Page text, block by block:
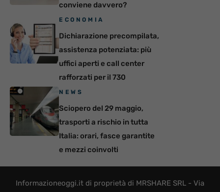
conviene davvero?
ECONOMIA
Dichiarazione precompilata,
assistenza potenziata: più
uffici aperti e call center
rafforzati per il 730
NEWS
Sciopero del 29 maggio,
trasporti a rischio in tutta
Italia: orari, fasce garantite
e mezzi coinvolti
Informazioneoggi.it di proprietà di MRSHARE SRL - Via